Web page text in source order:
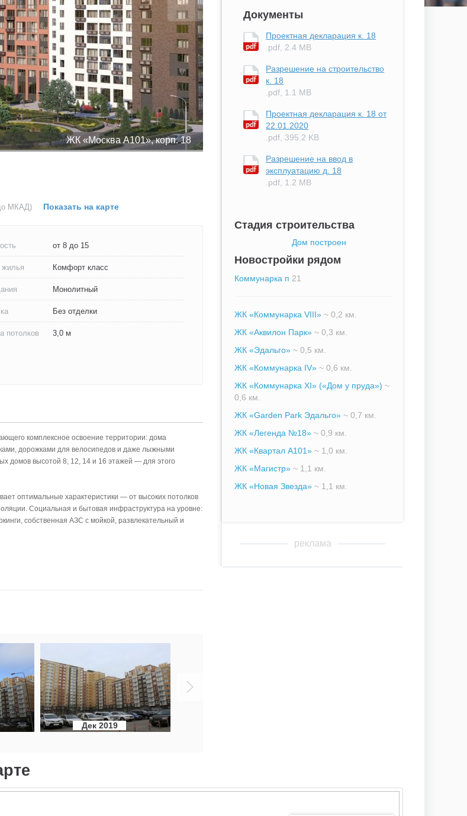
ЖК «Москва А101», корп. 18
МКАД) Показать на карте
от 8 до 15
жилья Комфорт класс
Монолитный
Без отделки
потолков 3,0 м
комплексное освоение территории: дома
дорожками для велосипедов и даже лыжными
домов высотой 8, 12, 14 и 16 этажей — для этого
оптимальные характеристики — от высоких потолков
Социальная и бытовая инфраструктура на уровне:
собственная АЗС с мойкой, развлекательный и
Дек 2019
Документы
Проектная декларация к. 18
.pdf, 2.4 MB
Разрешение на строительство
к. 18
.pdf, 1.1 MB
Проектная декларация к. 18 от
22.01.2020
.pdf, 395.2 KB
Разрешение на ввод в
эксплуатацию д. 18
.pdf, 1.2 MB
Стадия строительства
Дом построен
Новостройки рядом
Коммунарка п 21
ЖК «Коммунарка VIII» ~ 0,2 км.
ЖК «Аквилон Парк» ~ 0,3 км.
ЖК «Эдальго» ~ 0,5 км.
ЖК «Коммунарка IV» ~ 0,6 км.
ЖК «Коммунарка XI» («Дом у пруда») ~
0,6 км.
ЖК «Garden Park Эдальго» ~ 0,7 км.
ЖК «Легенда №18» ~ 0,9 км.
ЖК «Квартал А101» ~ 1,0 км.
ЖК «Магистр» ~ 1,1 км.
ЖК «Новая Звезда» ~ 1,1 км.
реклама